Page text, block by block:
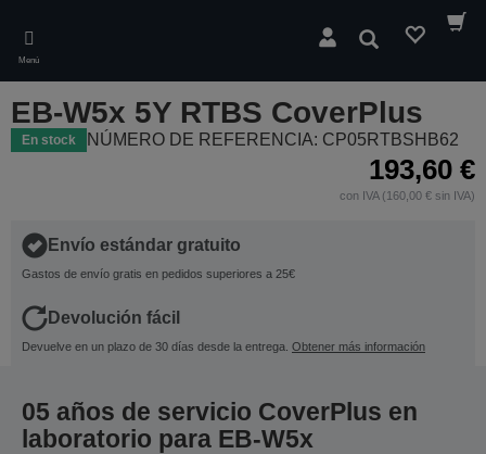
main
content
Menú
Buscar
EB-W5x 5Y RTBS CoverPlus
En stock NÚMERO DE REFERENCIA: CP05RTBSHB62
193,60 €
con IVA (160,00 € sin IVA)
Envío estándar gratuito
Gastos de envío gratis en pedidos superiores a 25€
Devolución fácil
Devuelve en un plazo de 30 días desde la entrega. Obtener más información
05 años de servicio CoverPlus en
laboratorio para EB-W5x